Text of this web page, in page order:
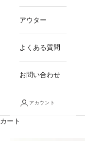
アウター
よくある質問
お問い合わせ
アカウント
カート